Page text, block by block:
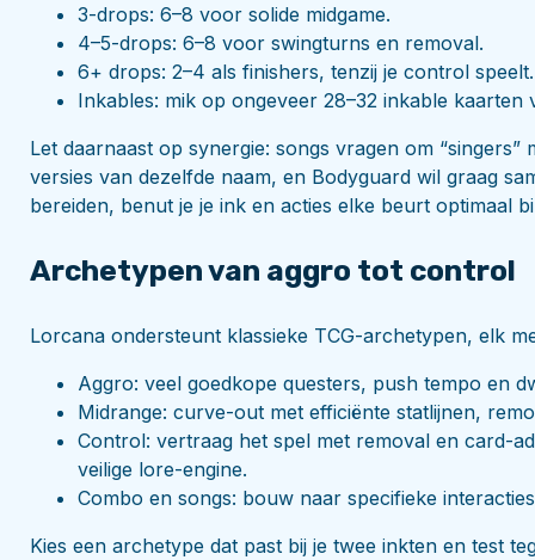
3-drops: 6–8 voor solide midgame.
4–5-drops: 6–8 voor swingturns en removal.
6+ drops: 2–4 als finishers, tenzij je control speelt.
Inkables: mik op ongeveer 28–32 inkable
Let daarnaast op synergie: songs vragen om
versies van dezelfde naam, en Bodyguard wil graag
bereiden, benut je je ink en acties elke beurt optimaal
Archetypen van aggro tot control
Lorcana ondersteunt klassieke TCG-archetypen, elk
Aggro: veel goedkope questers, push tempo en
Midrange: curve-out met efficiënte statlijnen,
Control: vertraag het spel met removal en card-
veilige lore-engine.
Combo en songs: bouw naar specifieke
Kies een archetype dat past bij je twee inkten en test